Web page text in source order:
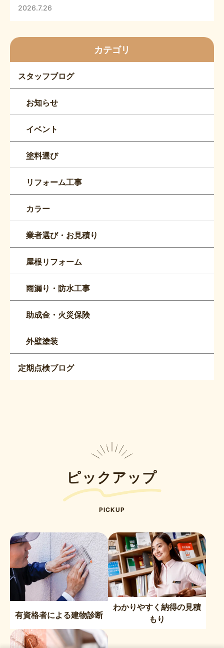
2026.7.26
カテゴリ
スタッフブログ
お知らせ
イベント
塗料選び
リフォーム工事
カラー
業者選び・お見積り
屋根リフォーム
雨漏り・防水工事
助成金・火災保険
外壁塗装
定期点検ブログ
ピックアップ
PICKUP
有資格者による建物診断
わかりやすく納得の見積
もり